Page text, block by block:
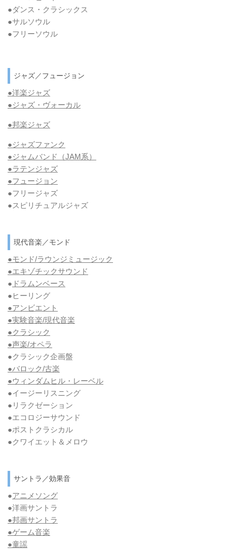
●ダンス・クラシックス
●サルソウル
●フリーソウル
ジャズ／フュージョン
●洋楽ジャズ
●ジャズ・ヴォーカル
●邦楽ジャズ
●ジャズファンク
●ジャムバンド（JAM系）
●ラテンジャズ
●フュージョン
●フリージャズ
●スピリチュアルジャズ
現代音楽／モンド
●モンド/ラウンジミュージック
●エキゾチックサウンド
● ドラムンベース
●ヒーリング
●アンビエント
●実験音楽/現代音楽
●クラシック
●声楽/オペラ
●クラシック企画盤
●バロック/古楽
●ウィンダムヒル・レーベル
●イージーリスニング
●リラクゼーション
●エコロジーサウンド
●ポストクラシカル
●クワイエット＆メロウ
サントラ／効果音
●アニメソング
●洋画サントラ
●邦画サントラ
●ゲーム音楽
●童謡